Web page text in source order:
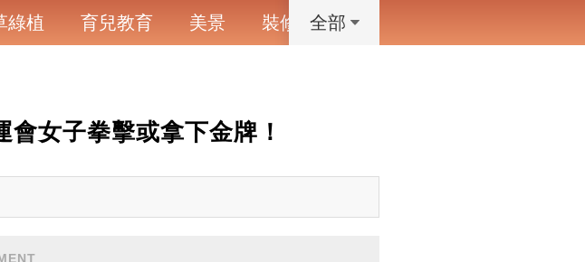
綠植 育兒教育 美景 裝修 寵物
全部
女子拳擊或拿下金牌！